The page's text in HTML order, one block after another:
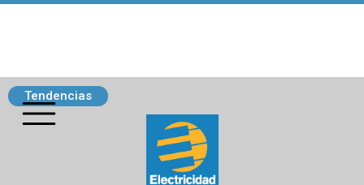
Tendencias